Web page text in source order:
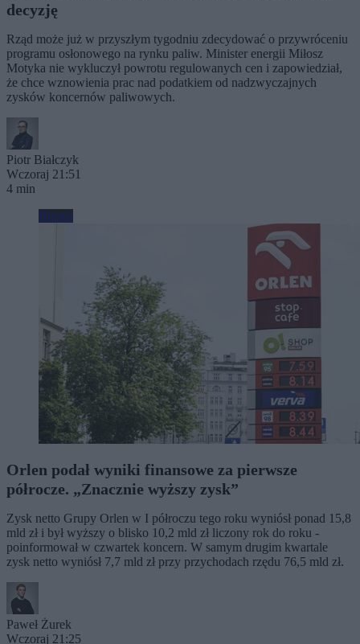
decyzję
Rząd może już w przyszłym tygodniu zdecydować o przywróceniu
programu osłonowego na rynku paliw. Minister energii Miłosz
Motyka nie wykluczył powrotu regulowanych cen i zapowiedział,
że chce wznowienia prac nad podatkiem od nadzwyczajnych
zysków koncernów paliwowych.
Piotr Białczyk
Wczoraj 21:51
4 min
Biznes
Orlen podał wyniki finansowe za pierwsze
półrocze. „Znacznie wyższy zysk”
Zysk netto Grupy Orlen w I półroczu tego roku wyniósł ponad 15,8
mld zł i był wyższy o blisko 10,2 mld zł liczony rok do roku -
poinformował w czwartek koncern. W samym drugim kwartale
zysk netto wyniósł 7,7 mld zł przy przychodach rzędu 76,5 mld zł.
Paweł Żurek
Wczoraj 21:25